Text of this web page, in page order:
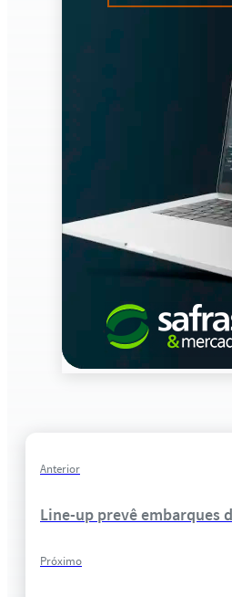
Anterior
Line-up prevê embarques
Próximo